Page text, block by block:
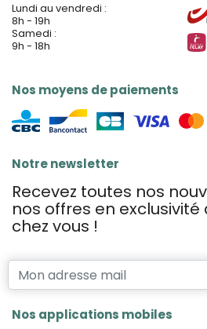
Lundi au vendredi :
8h - 19h
Samedi :
9h - 18h
Nos moyens de paiements
Notre newsletter
Recevez toutes nos
nos offres en
chez vous !
Nos applications mobiles